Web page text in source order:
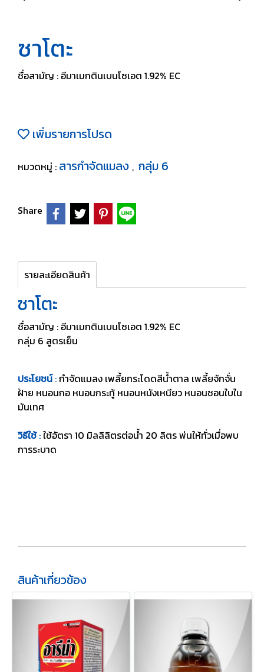
ซาโตะ
ชื่อสามัญ : อีมาเมกตินเบนโซเอต 1.92% EC
เพิ่มรายการโปรด
หมวดหมู่ : สารกำจัดแมลง , กลุ่ม 6
Share
รายละเอียดสินค้า
ซาโตะ
ชื่อสามัญ : อีมาเมกตินเบนโซเอต 1.92% EC
กลุ่ม 6 สูตรเย็น
ประโยชน์:กำจัดแมลง เพลี้ยกระโดดสีน้ำตาล เพลี้ยจักจั่น
ฝ้าย หนอนกอ หนอนกระทู้ หนอนหนังเหนียว หนอนชอนใบใน
มันเทศ
วิธีใช้:ใช้อัตรา 10 มิลลิลิตรต่อน้ำ 20 ลิตร พ่นให้ทั่วเมื่อพบ
การระบาด
สินค้าเกี่ยวข้อง